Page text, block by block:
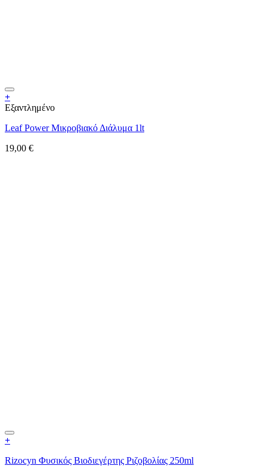
+
Εξαντλημένο
Leaf Power Μικροβιακό Διάλυμα 1lt
19,00 €
+
Rizocyn Φυσικός Βιοδιεγέρτης Ριζοβολίας 250ml